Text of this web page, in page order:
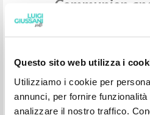
Questo sito web utilizza i
Utilizziamo i cookie per
annunci, per fornire
analizzare il nostro traffico.
Communion
Fraternità di
Inglese
Luogo di
Pagine: 2